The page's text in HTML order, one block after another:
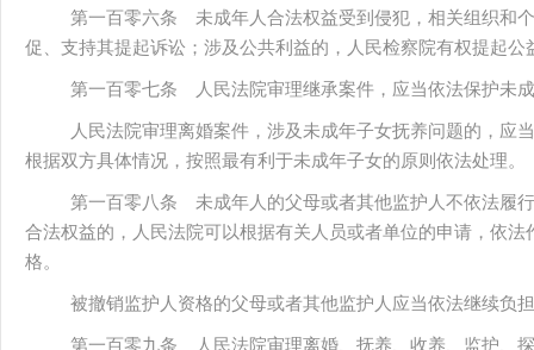
第一百零六条 未成年人合法权益受到侵犯，相关组织和
促、支持其提起诉讼；涉及公共利益的，人民检察院有权提起公
第一百零七条 人民法院审理继承案件，应当依法保护未
人民法院审理离婚案件，涉及未成年子女抚养问题的，应
根据双方具体情况，按照最有利于未成年子女的原则依法处理。
第一百零八条 未成年人的父母或者其他监护人不依法履
合法权益的，人民法院可以根据有关人员或者单位的申请，依
格。
被撤销监护人资格的父母或者其他监护人应当依法继续负
第一百零九条 人民法院审理离婚、抚养、收养、监护、